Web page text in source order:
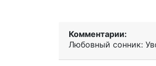
Комментарии:
Любовный сонник: